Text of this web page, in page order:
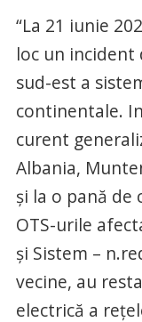
“La 21 iunie
loc un
sud-est a
continentale.
curent
Albania,
și la o pană de
OTS-urile
și Sistem –
vecine, au
electrică a